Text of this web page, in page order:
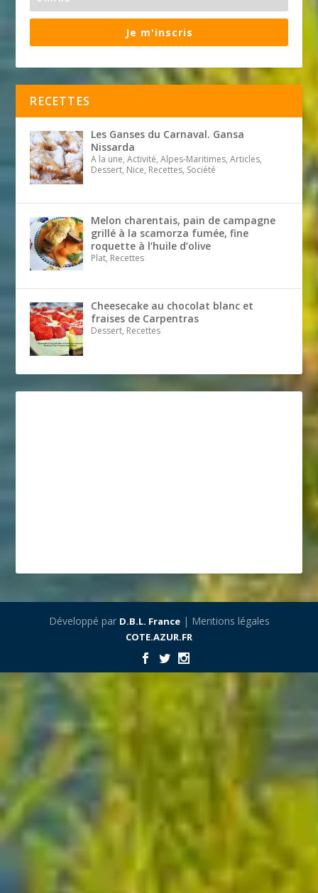
Je m'inscris
RECETTES
Les Ganses du Carnaval. Gansa
Nissarda
A la une, Activité, Alpes-Maritimes, Articles,
Dessert, Nice, Recettes, Société
Melon charentais, pain de campagne
grillé à la scamorza fumée, fine
roquette à l’huile d’olive
Plat, Recettes
Cheesecake au chocolat blanc et
fraises de Carpentras
Dessert, Recettes
Développé par D.B.L. France| Mentions légales
COTE.AZUR.FR